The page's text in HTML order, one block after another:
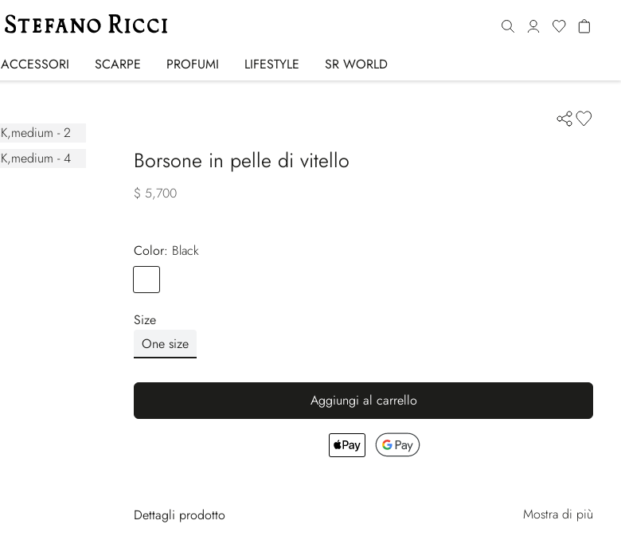
ACCESSORI SCARPE PROFUMI LIFESTYLE SR WORLD
Borsone in pelle di vitello
$ 5,700
Color:
black
Size
One size
Aggiungi al carrello
Dettagli prodotto
Mostra di più